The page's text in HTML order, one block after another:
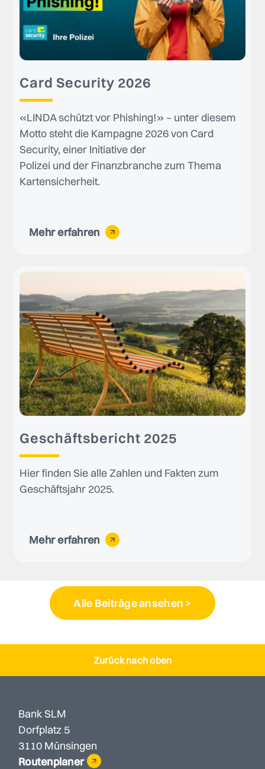
Card Security 2026
«LINDA schützt vor Phishing!» – unter diesem
Motto steht die Kampagne 2026 von Card
Security, einer Initiative der
Polizei und der Finanzbranche zum Thema
Kartensicherheit.
Mehr erfahren
Geschäftsbericht 2025
Hier finden Sie alle Zahlen und Fakten zum
Geschäftsjahr 2025.
Mehr erfahren
Alle Beiträge ansehen >
Zurück nach oben
Bank SLM
Dorfplatz 5
3110 Münsingen
Routenplaner